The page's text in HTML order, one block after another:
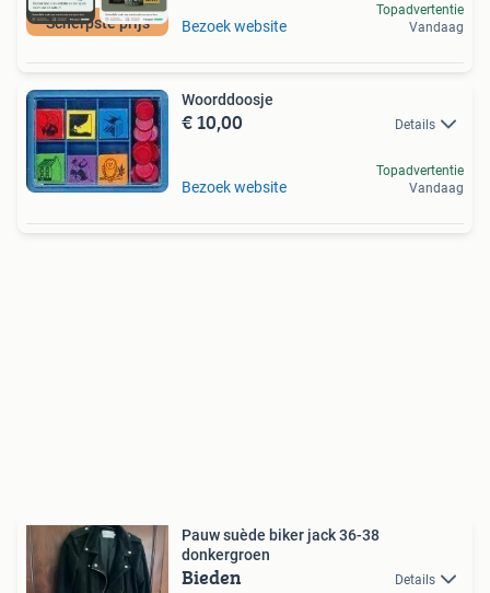
Scherpste prijs Bezoek website
Topadvertentie
Vandaag
Woorddoosje
€ 10,00 Details
Bezoek website
Topadvertentie
Vandaag
Pauw suède biker jack 36-38
donkergroen
Bieden Details